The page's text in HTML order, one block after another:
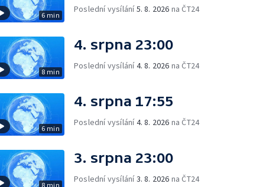
6 min
Poslední vysílání5. 8. 2026 na ČT24
8 min
4. srpna 23:00
Poslední vysílání4. 8. 2026 na ČT24
6 min
4. srpna 17:55
Poslední vysílání4. 8. 2026 na ČT24
8 min
3. srpna 23:00
Poslední vysílání3. 8. 2026 na ČT24